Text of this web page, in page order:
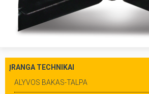
ĮRANGA TECHNIKAI
ALYVOS BAKAS-TALPA